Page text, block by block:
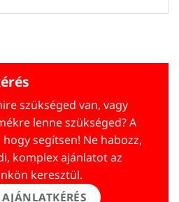
szükséged van, vagy
lenne szükséged? A
segítsen! Ne habozz,
komplex ajánlatot az
keresztül.